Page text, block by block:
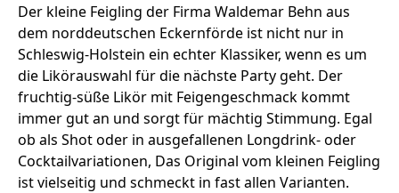
Der kleine Feigling der Firma Waldemar Behn aus
dem norddeutschen Eckernförde ist nicht nur in
Schleswig-Holstein ein echter Klassiker, wenn es um
die Likörauswahl für die nächste Party geht. Der
fruchtig-süße Likör mit Feigengeschmack kommt
immer gut an und sorgt für mächtig Stimmung. Egal
ob als Shot oder in ausgefallenen Longdrink- oder
Cocktailvariationen, Das Original vom kleinen Feigling
ist vielseitig und schmeckt in fast allen Varianten.